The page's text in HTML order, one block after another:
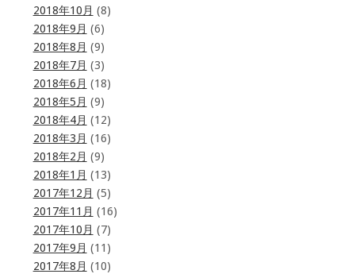
2018年10月 (8)
2018年9月 (6)
2018年8月 (9)
2018年7月 (3)
2018年6月 (18)
2018年5月 (9)
2018年4月 (12)
2018年3月 (16)
2018年2月 (9)
2018年1月 (13)
2017年12月 (5)
2017年11月 (16)
2017年10月 (7)
2017年9月 (11)
2017年8月 (10)